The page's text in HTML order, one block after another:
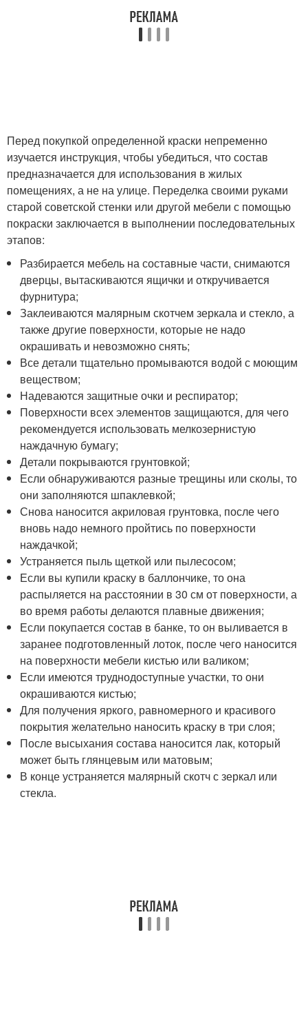
Перед покупкой определенной краски непременно
изучается инструкция, чтобы убедиться, что состав
предназначается для использования в жилых
помещениях, а не на улице. Переделка своими руками
старой советской стенки или другой мебели с помощью
покраски заключается в выполнении последовательных
этапов:
Разбирается мебель на составные части, снимаются
дверцы, вытаскиваются ящички и откручивается
фурнитура;
Заклеиваются малярным скотчем зеркала и стекло, а
также другие поверхности, которые не надо
окрашивать и невозможно снять;
Все детали тщательно промываются водой с моющим
веществом;
Надеваются защитные очки и респиратор;
Поверхности всех элементов защищаются, для чего
рекомендуется использовать мелкозернистую
наждачную бумагу;
Детали покрываются грунтовкой;
Если обнаруживаются разные трещины или сколы, то
они заполняются шпаклевкой;
Снова наносится акриловая грунтовка, после чего
вновь надо немного пройтись по поверхности
наждачкой;
Устраняется пыль щеткой или пылесосом;
Если вы купили краску в баллончике, то она
распыляется на расстоянии в 30 см от поверхности, а
во время работы делаются плавные движения;
Если покупается состав в банке, то он выливается в
заранее подготовленный лоток, после чего наносится
на поверхности мебели кистью или валиком;
Если имеются труднодоступные участки, то они
окрашиваются кистью;
Для получения яркого, равномерного и красивого
покрытия желательно наносить краску в три слоя;
После высыхания состава наносится лак, который
может быть глянцевым или матовым;
В конце устраняется малярный скотч с зеркал или
стекла.